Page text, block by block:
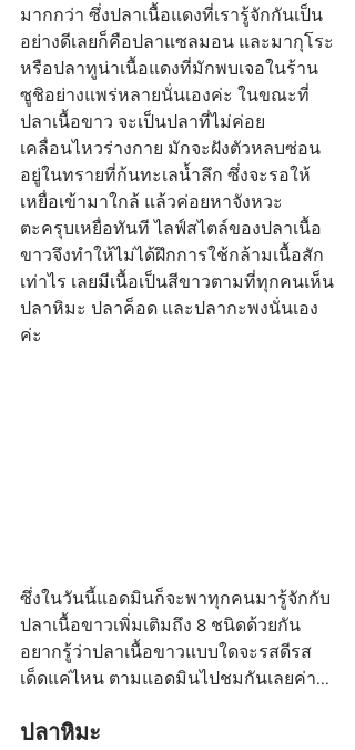
มากกว่า ซึ่งปลาเนื้อแดงที่เรารู้จักกันเป็น
อย่างดีเลยก็คือปลาแซลมอน และมากุโระ
หรือปลาทูน่าเนื้อแดงที่มักพบเจอในร้าน
ซูชิอย่างแพร่หลายนั่นเองค่ะ ในขณะที่
ปลาเนื้อขาว จะเป็นปลาที่ไม่ค่อย
เคลื่อนไหวร่างกาย มักจะฝังตัวหลบซ่อน
อยู่ในทรายที่ก้นทะเลน้ำลึก ซึ่งจะรอให้
เหยื่อเข้ามาใกล้ แล้วค่อยหาจังหวะ
ตะครุบเหยื่อทันที ไลฟ์สไตล์ของปลาเนื้อ
ขาวจึงทำให้ไม่ได้ฝึกการใช้กล้ามเนื้อสัก
เท่าไร เลยมีเนื้อเป็นสีขาวตามที่ทุกคนเห็น
ปลาหิมะ ปลาค็อด และปลากะพงนั่นเอง
ค่ะ
ซึ่งในวันนี้แอดมินก็จะพาทุกคนมารู้จักกับ
ปลาเนื้อขาวเพิ่มเติมถึง 8 ชนิดด้วยกัน
อยากรู้ว่าปลาเนื้อขาวแบบใดจะรสดีรส
เด็ดแค่ไหน ตามแอดมินไปชมกันเลยค่า...
ปลาหิมะ